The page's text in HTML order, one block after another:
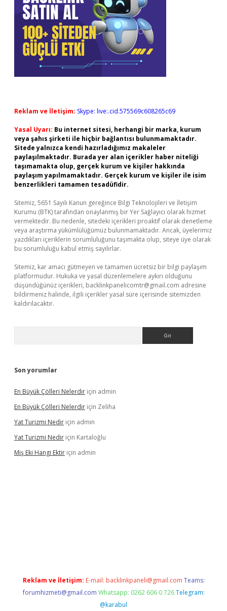
Reklam ve İletişim: Skype: live:.cid.575569c608265c69
Yasal Uyarı: Bu internet sitesi, herhangi bir marka, kurum
veya şahıs şirketi ile hiçbir bağlantısı bulunmamaktadır.
Sitede yalnızca kendi hazırladığımız makaleler
paylaşılmaktadır. Burada yer alan içerikler haber niteliği
taşımamakta olup, gerçek kurum ve kişiler hakkında
paylaşım yapılmamaktadır. Gerçek kurum ve kişiler ile isim
benzerlikleri tamamen tesadüfidir.
Sitemiz, 5651 Sayılı Kanun gereğince Bilgi Teknolojileri ve İletişim
Kurumu (BTK) tarafından onaylanmış bir Yer Sağlayıcı olarak hizmet
vermektedir. Bu nedenle, sitedeki içerikleri proaktif olarak denetleme
veya araştırma yükümlülüğümüz bulunmamaktadır. Ancak, üyelerimiz
yazdıkları içeriklerin sorumluluğunu taşımakta olup, siteye üye olarak
bu sorumluluğu kabul etmiş sayılırlar.
Sitemiz, kar amacı gütmeyen ve tamamen ücretsiz bir bilgi paylaşım
platformudur. Hukuka ve yasal düzenlemelere aykırı olduğunu
düşündüğünüz içerikleri, backlinkpanelicomtr@gmail.com adresine
bildirmeniz halinde, ilgili içerikler yasal süre içerisinde sitemizden
kaldırılacaktır.
Son yorumlar
En Büyük Çölleri Nelerdir için admin
En Büyük Çölleri Nelerdir için Zeliha
Yat Turizmi Nedir için admin
Yat Turizmi Nedir için Kartaloğlu
Miş Eki Hangi Ektir için admin
Reklam ve İletişim: E-mail: backlinkpaneli@gmail.com Teams:
forumhizmeti@gmail.com Whatsapp: 0262 606 0 726 Telegram:
@karabul